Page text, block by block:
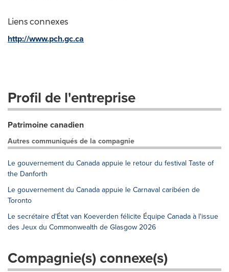
Liens connexes
http://www.pch.gc.ca
Profil de l'entreprise
Patrimoine canadien
Autres communiqués de la compagnie
Le gouvernement du Canada appuie le retour du festival Taste of
the Danforth
Le gouvernement du Canada appuie le Carnaval caribéen de
Toronto
Le secrétaire d'État van Koeverden félicite Équipe Canada à l'issue
des Jeux du Commonwealth de Glasgow 2026
Compagnie(s) connexe(s)